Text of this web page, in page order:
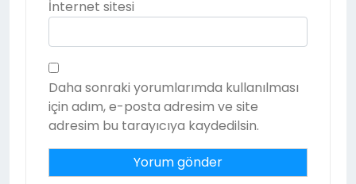
İnternet sitesi
Daha sonraki yorumlarımda kullanılması
için adım, e-posta adresim ve site
adresim bu tarayıcıya kaydedilsin.